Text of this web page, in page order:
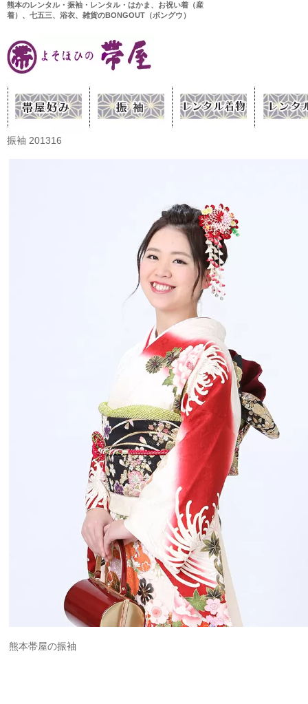
熊本のレンタル・振袖・レンタル・はかま、お祝い着（産
着）、七五三、浴衣、雑貨のBONGOUT（ボングウ）
振袖 201316
熊本帯屋の振袖